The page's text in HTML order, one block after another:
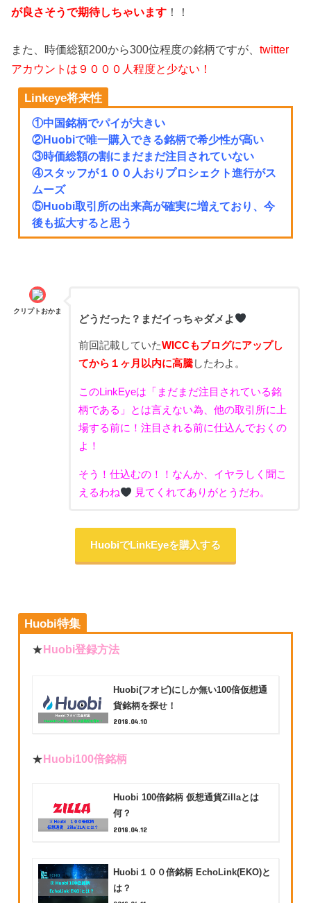
が良さそうで期待しちゃいます ！！
また、時価総額200から300位程度の銘柄ですが、twitter
アカウントは９０００人程度と少ない！
Linkeye将来性
①中国銘柄でパイが大きい
②Huobiで唯一購入できる銘柄で希少性が高い
③時価総額の割にまだまだ注目されていない
④スタッフが１００人おりプロシェクト進行がス
ムーズ
⑤Huobi取引所の出来高が確実に増えており、今
後も拡大すると思う
クリプトおかま
どうだった？まだイっちゃダメよ
前回記載していたWICCもブログにアップし
てから１ヶ月以内に高騰したわよ。
このLinkEyeは「まだまだ注目されている銘
柄である」とは言えない為、他の取引所に上
場する前に！注目される前に仕込んでおくの
よ！
そう！仕込むの！！なんか、イヤラしく聞こ
えるわね
見てくれてありがとうだわ。
HuobiでLinkEyeを購入する
Huobi特集
★Huobi登録方法
Huobi(フオビ)にしか無い100倍仮想通
貨銘柄を探せ！
2018.04.10
★Huobi100倍銘柄
Huobi 100倍銘柄 仮想通貨Zillaとは
何？
2018.04.12
Huobi１００倍銘柄 EchoLink(EKO)と
は？